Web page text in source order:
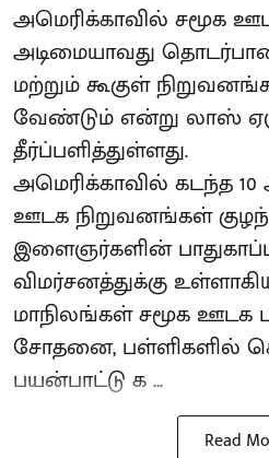
அமெரிக்காவில் சமூக
அடிமையாவது
மற்றும் கூகுள்
வேண்டும் என்று லாஸ்
தீர்ப்பளித்துள்ளது.
அமெரிக்காவில் கடந்த
ஊடக நிறுவனங்கள்
இளைஞர்களின் பாதுகாப்பு
விமர்சனத்துக்கு
மாநிலங்கள் சமூக ஊடக
சோதனை, பள்ளிகளில்
பயன்பாட்டு க ...
Read